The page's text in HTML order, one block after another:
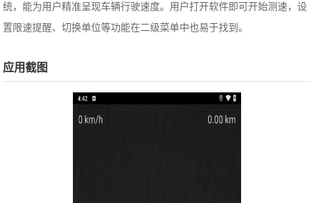
统，能为用户精准呈现车辆行驶速度。用户打开软件即可开始测速，设
置限速提醒、切换单位等功能在二级菜单中也易于找到。
应用截图